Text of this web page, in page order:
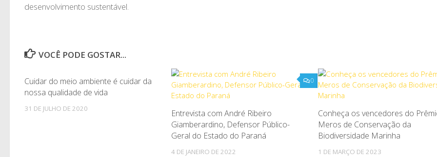
desenvolvimento sustentável.
VOCÊ PODE GOSTAR...
Cuidar do meio ambiente é cuidar da
nossa qualidade de vida
31 DE JULHO DE 2020
0
Entrevista com André Ribeiro
Giamberardino, Defensor Público-
Geral do Estado do Paraná
4 DE JANEIRO DE 2022
Conheça os vencedores do
Meros de Conservação da
Biodiversidade Marinha
1 DE MARÇO DE 2023